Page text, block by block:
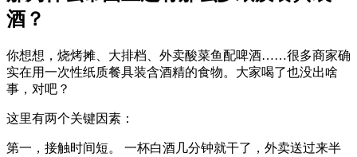
酒？
你想想，烧烤摊、大排档、外卖酸菜鱼配啤酒……很多商家确
实在用一次性纸质餐具装含酒精的食物。大家喝了也没出啥
事，对吧？
这里有两个关键因素：
第一，接触时间短。
一杯白酒几分钟就干了，外卖送过来半